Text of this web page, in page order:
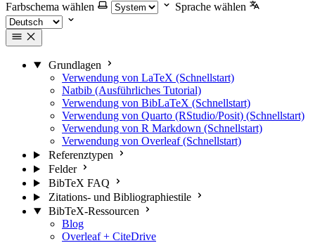
Farbschema wählen
Sprache wählen
Grundlagen
Verwendung von LaTeX (Schnellstart)
Natbib (Ausführliches Tutorial)
Verwendung von BibLaTeX (Schnellstart)
Verwendung von Quarto (RStudio/Posit) (Schnellstart)
Verwendung von R Markdown (Schnellstart)
Verwendung von Overleaf (Schnellstart)
Referenztypen
Felder
BibTeX FAQ
Zitations- und Bibliographiestile
BibTeX-Ressourcen
Blog
Overleaf + CiteDrive